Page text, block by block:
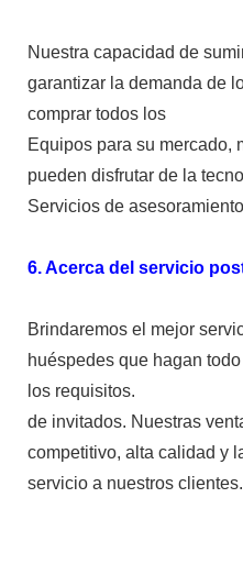
Nuestra capacidad de
garantizar la demanda de
comprar todos los
Equipos para su mercado,
pueden disfrutar de la
Servicios de
6. Acerca del servicio
Brindaremos el mejor
huéspedes que hagan
los requisitos.
de invitados. Nuestras
competitivo, alta calidad y
servicio a nuestros clientes.